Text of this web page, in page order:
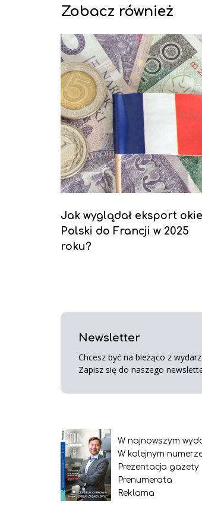
Zobacz również
Jak wyglądał eksport
Polski do Francji w 2025
roku?
Newsletter
Chcesz być na bieżąco z
Zapisz się do naszego
W najnowszym
W kolejnym
Prezentacja gazety
Prenumerata
Reklama